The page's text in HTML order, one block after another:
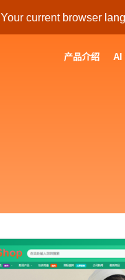
Your current browser
产品介绍 AI